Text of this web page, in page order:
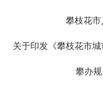
攀枝花
关于印发《攀枝花市
攀办